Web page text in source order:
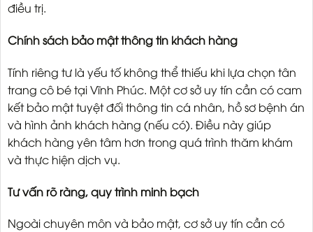
điều trị.
Chính sách bảo mật thông tin khách hàng
Tính riêng tư là yếu tố không thể thiếu khi lựa chọn tân
trang cô bé tại Vĩnh Phúc. Một cơ sở uy tín cần có cam
kết bảo mật tuyệt đối thông tin cá nhân, hồ sơ bệnh án
và hình ảnh khách hàng (nếu có). Điều này giúp
khách hàng yên tâm hơn trong quá trình thăm khám
và thực hiện dịch vụ.
Tư vấn rõ ràng, quy trình minh bạch
Ngoài chuyên môn và bảo mật, cơ sở uy tín cần có